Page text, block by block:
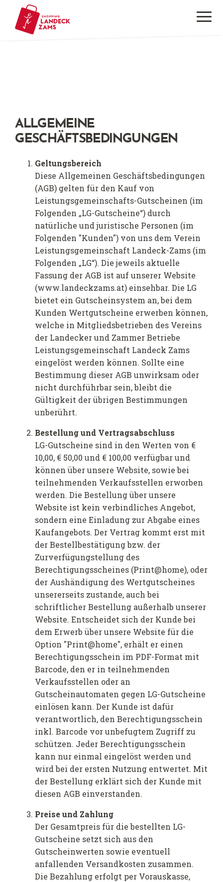
ALLGEMEINE
GESCHÄFTSBEDINGUNGEN
Geltungsbereich
Diese Allgemeinen Geschäftsbedingungen
(AGB) gelten für den Kauf von
Leistungsgemeinschafts-Gutscheinen (im
Folgenden „LG-Gutscheine“) durch
natürliche und juristische Personen (im
Folgenden "Kunden") von uns dem Verein
Leistungsgemeinschaft Landeck-Zams (im
Folgenden „LG“). Die jeweils aktuelle
Fassung der AGB ist auf unserer Website
(www.landeckzams.at) einsehbar. Die LG
bietet ein Gutscheinsystem an, bei dem
Kunden Wertgutscheine erwerben können,
welche in Mitgliedsbetrieben des Vereins
der Landecker und Zammer Betriebe
Leistungsgemeinschaft Landeck Zams
eingelöst werden können. Sollte eine
Bestimmung dieser AGB unwirksam oder
nicht durchführbar sein, bleibt die
Gültigkeit der übrigen Bestimmungen
unberührt.
Bestellung und Vertragsabschluss
LG-Gutscheine sind in den Werten von €
10,00, € 50,00 und € 100,00 verfügbar und
können über unsere Website, sowie bei
teilnehmenden Verkaufsstellen erworben
werden. Die Bestellung über unsere
Website ist kein verbindliches Angebot,
sondern eine Einladung zur Abgabe eines
Kaufangebots. Der Vertrag kommt erst mit
der Bestellbestätigung bzw. der
Zurverfügungstellung des
Berechtigungsscheines (Print@home), oder
der Aushändigung des Wertgutscheines
unsererseits zustande, auch bei
schriftlicher Bestellung außerhalb unserer
Website. Entscheidet sich der Kunde bei
dem Erwerb über unsere Website für die
Option "Print@home", erhält er einen
Berechtigungsschein im PDF-Format mit
Barcode, den er in teilnehmenden
Verkaufsstellen oder an
Gutscheinautomaten gegen LG-Gutscheine
einlösen kann. Der Kunde ist dafür
verantwortlich, den Berechtigungsschein
inkl. Barcode vor unbefugtem Zugriff zu
schützen. Jeder Berechtigungsschein
kann nur einmal eingelöst werden und
wird bei der ersten Nutzung entwertet. Mit
der Bestellung erklärt sich der Kunde mit
diesen AGB einverstanden.
Preise und Zahlung
Der Gesamtpreis für die bestellten LG-
Gutscheine setzt sich aus den
Gutscheinwerten sowie eventuell
anfallenden Versandkosten zusammen.
Die Bezahlung erfolgt per Vorauskasse,